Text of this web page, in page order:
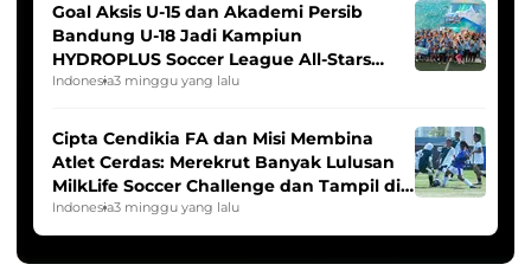
Goal Aksis U-15 dan Akademi Persib
Bandung U-18 Jadi Kampiun
HYDROPLUS Soccer League All-Stars
2025/2026
Indonesia3 minggu yang lalu
Cipta Cendikia FA dan Misi Membina
Atlet Cerdas: Merekrut Banyak Lulusan
MilkLife Soccer Challenge dan Tampil di
HYDROPLUS Soccer League
Indonesia3 minggu yang lalu